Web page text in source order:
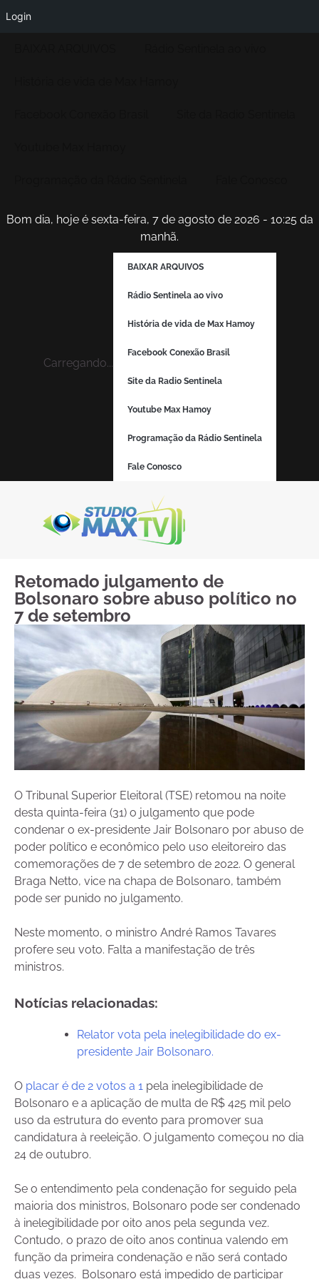
Bom dia, hoje é sexta-feira, 7 de agosto de 2026 - 10:25 da
manhã.
Carregando...
BAIXAR ARQUIVOS
Rádio Sentinela ao vivo
História de vida de Max Hamoy
Facebook Conexão Brasil
Site da Radio Sentinela
Youtube Max Hamoy
Programação da Rádio Sentinela
Fale Conosco
Retomado julgamento de
Bolsonaro sobre abuso político no
7 de setembro
O Tribunal Superior Eleitoral (TSE) retomou na noite
desta quinta-feira (31) o julgamento que pode
condenar o ex-presidente Jair Bolsonaro por abuso de
poder político e econômico pelo uso eleitoreiro das
comemorações de 7 de setembro de 2022. O general
Braga Netto, vice na chapa de Bolsonaro, também
pode ser punido no julgamento.
Neste momento, o ministro André Ramos Tavares
profere seu voto. Falta a manifestação de três
ministros.
Notícias relacionadas:
Relator vota pela inelegibilidade do ex-
presidente Jair Bolsonaro.
O placar é de 2 votos a 1 pela inelegibilidade de
Bolsonaro e a aplicação de multa de R$ 425 mil pelo
uso da estrutura do evento para promover sua
candidatura à reeleição. O julgamento começou no dia
24 de outubro.
Se o entendimento pela condenação for seguido pela
maioria dos ministros, Bolsonaro pode ser condenado
à inelegibilidade por oito anos pela segunda vez.
Contudo, o prazo de oito anos continua valendo em
função da primeira condenação e não será contado
duas vezes. Bolsonaro está impedido de participar
Login